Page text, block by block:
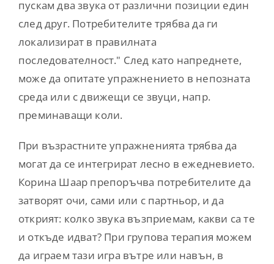
пускам два звука от различни позиции един
след друг. Потребителите трябва да ги
локализират в правилната
последователност." След като напреднете,
може да опитате упражнението в непозната
среда или с движещи се звуци, напр.
преминаващи коли.
При възрастните упражненията трябва да
могат да се интегрират лесно в ежедневието.
Корина Шаар препоръчва потребителите да
затворят очи, сами или с партньор, и да
открият: колко звука възприемам, какви са те
и откъде идват? При групова терапия можем
да играем тази игра вътре или навън, в